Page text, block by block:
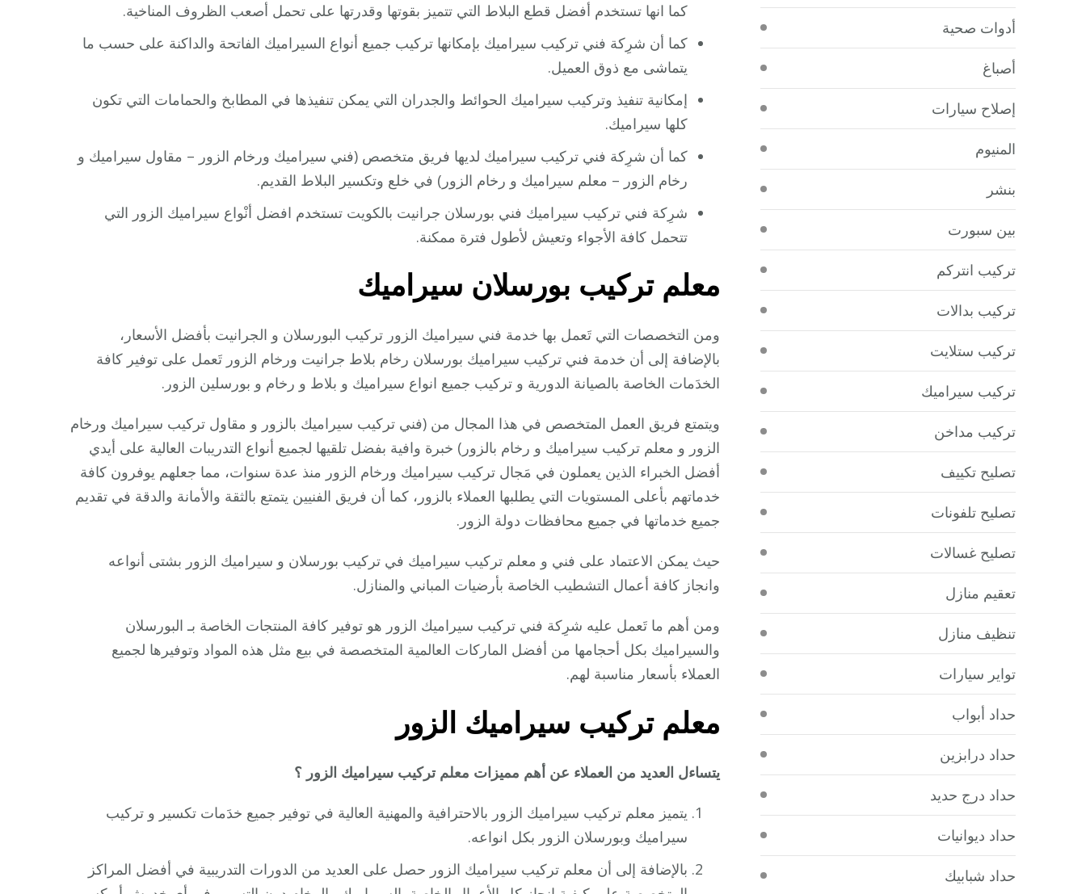
كما انها تستخدم أفضل قطع البلاط التي تتميز بقوتها وقدرتها على تحمل أصعب الظروف المناخية.
كما أن شرِكة فني تركيب سيراميك بإمكانها تركيب جميع أنواع السيراميك الفاتحة والداكنة على حسب ما
يتماشى مع ذوق العميل.
إمكانية تنفيذ وتركيب سيراميك الحوائط والجدران التي يمكن تنفيذها في المطابخ والحمامات التي تكون
كلها سيراميك.
كما أن شرِكة فني تركيب سيراميك لديها فريق متخصص (فني سيراميك ورخام الزور – مقاول سيراميك و
رخام الزور – معلم سيراميك و رخام الزور) في خلع وتكسير البلاط القديم.
شرِكة فني تركيب سيراميك فني بورسلان جرانيت بالكويت تستخدم افضل أنْواع سيراميك الزور التي
تتحمل كافة الأجواء وتعيش لأطول فترة ممكنة.
معلمتركيب بورسلان سيراميك
ومن التخصصات التي تَعمل بها خدمة فني سيراميك الزور تركيب البورسلان و الجرانيت بأفضل الأسعار،
بالإضافة إلى أن خدمة فني تركيب سيراميك بورسلان رخام بلاط جرانيت ورخام الزور تَعمل على توفير كافة
الخدَمات الخاصة بالصيانة الدورية و تركيب جميع انواع سيراميك و بلاط و رخام و بورسلين الزور.
ويتمتع فريق العمل المتخصص في هذا المجال من (فني تركيب سيراميك بالزور و مقاول تركيب سيراميك ورخام
الزور و معلم تركيب سيراميك و رخام بالزور) خبرة وافية بفضل تلقيها لجميع أنواع التدريبات العالية على أيدي
أفضل الخبراء الذين يعملون في مَجال تركيب سيراميك ورخام الزور منذ عدة سنوات، مما جعلهم يوفرون كافة
خدماتهم بأعلى المستويات التي يطلبها العملاء بالزور، كما أن فريق الفنيين يتمتع بالثقة والأمانة والدقة في تقديم
جميع خدماتها في جميع محافظات دولة الزور.
حيث يمكن الاعتماد على فني و معلم تركيب سيراميك في تركيب بورسلان و سيراميك الزور بشتى أنواعه
وانجاز كافة أعمال التشطيب الخاصة بأرضيات المباني والمنازل.
ومن أهم ما تَعمل عليه شرِكة فني تركيب سيراميك الزور هو توفير كافة المنتجات الخاصة بـ البورسلان
والسيراميك بكل أحجامها من أفضل الماركات العالمية المتخصصة في بيع مثل هذه المواد وتوفيرها لجميع
العملاء بأسعار مناسبة لهم.
معلم تركيب سيراميك الزور
يتساءل العديد من العملاء عن أهم مميزات معلم تركيب سيراميك الزور ؟
يتميز معلم تركيب سيراميك الزور بالاحترافية والمهنية العالية في توفير جميع خدَمات تكسير و تركيب
سيراميك وبورسلان الزور بكل انواعه.
بالإضافة إلى أن معلم تركيب سيراميك الزور حصل على العديد من الدورات التدريبية في أفضل المراكز
أدوات صحية
أصباغ
إصلاح سيارات
المنيوم
بنشر
بين سبورت
تركيب انتركم
تركيب بدالات
تركيب ستلايت
تركيب سيراميك
تركيب مداخن
تصليح تكييف
تصليح تلفونات
تصليح غسالات
تعقيم منازل
تنظيف منازل
تواير سيارات
حداد أبواب
حداد درابزين
حداد درج حديد
حداد ديوانيات
حداد شبابيك